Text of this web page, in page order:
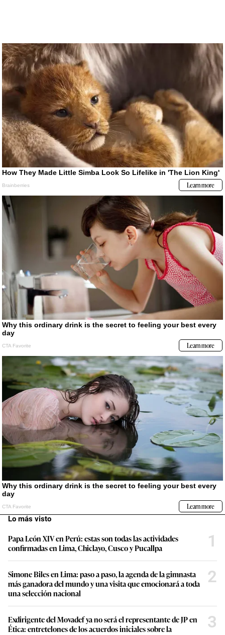
Lo más visto
Papa León XIV en Perú: estas son todas las actividades
confirmadas en Lima, Chiclayo, Cusco y Pucallpa
1
Simone Biles en Lima: paso a paso, la agenda de la gimnasta
más ganadora del mundo y una visita que emocionará a toda
una selección nacional
2
Exdirigente del Movadef ya no será el representante de JP en
Ética: entretelones de los acuerdos iniciales sobre la
3